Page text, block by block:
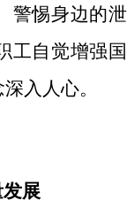
警惕身边的泄
工自觉增强国
入人心。
展